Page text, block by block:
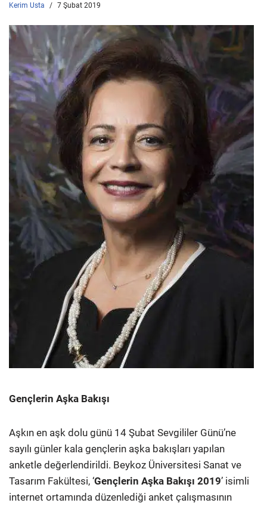
Kerim Usta 7 Şubat 2019
Gençlerin Aşka Bakışı
Aşkın en aşk dolu günü 14 Şubat Sevgililer Günü’ne
sayılı günler kala gençlerin aşka bakışları yapılan
anketle değerlendirildi. Beykoz Üniversitesi Sanat ve
Tasarım Fakültesi, ‘Gençlerin Aşka Bakışı 2019’ isimli
internet ortamında düzenlediği anket çalışmasının